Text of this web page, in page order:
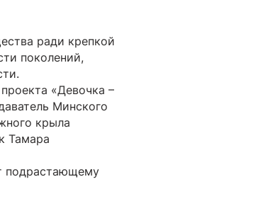
ради крепкой
поколений,
«Девочка –
Минского
крыла
Тамара
подрастающему